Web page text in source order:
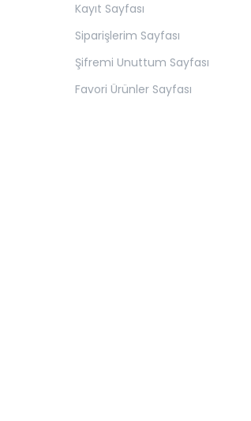
Kayıt Sayfası
Siparişlerim Sayfası
Şifremi Unuttum Sayfası
Favori Ürünler Sayfası